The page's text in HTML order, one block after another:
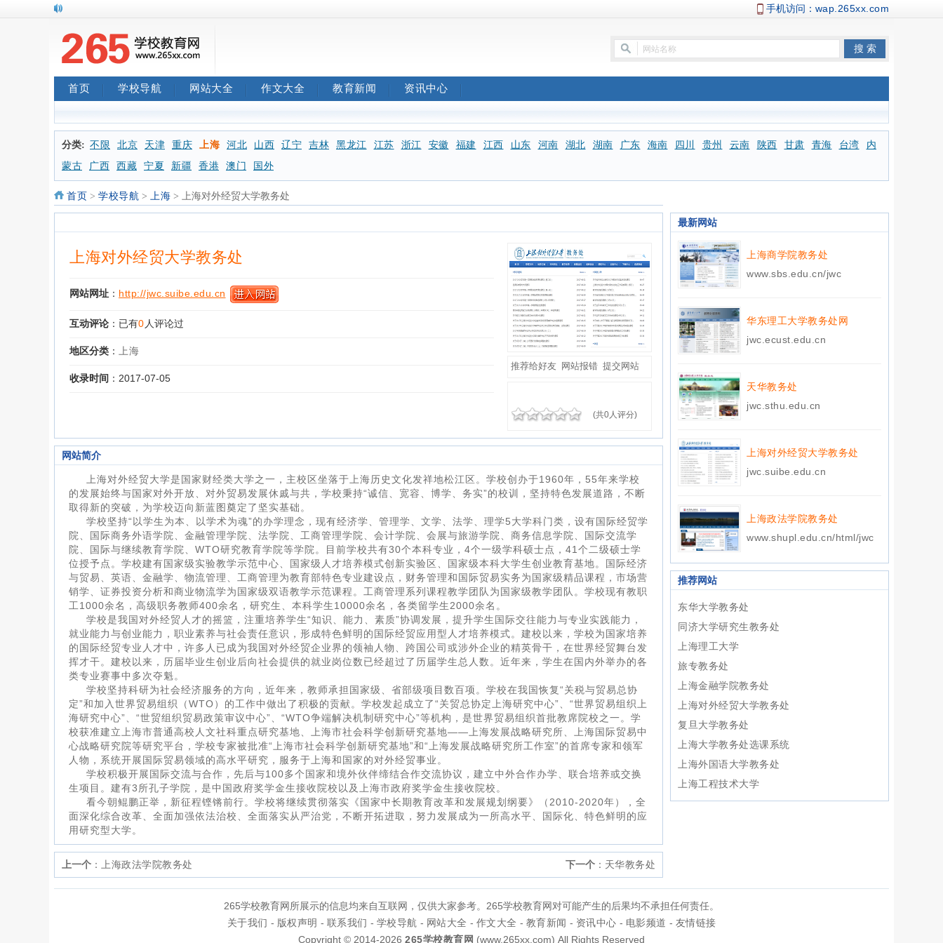
手机访问： wap.265xx.com
首页 学校导航 网站大全 作文大全 教育新闻 资讯中心
分类: 不限 北京 天津 重庆 上海 河北 山西 辽宁 吉林 黑龙江 江苏 浙江 安徽 福建 江西 山东 河南 湖北 湖南 广东 海南 四川 贵州 云南 陕西 甘肃 青海 台湾
内
蒙古
广西 西藏 宁夏 新疆 香港 澳门 国外
首页 > 学校导航 > 上海 > 上海对外经贸大学教务处
上海对外经贸大学教务处
网站网址 ： http://jwc.suibe.edu.cn
互动评论 ：已有0 人评论过
地区分类 ： 上海
收录时间 ：2017-07-05
推荐给好友 网站报错 提交网站
(共0人评分)
网站简介
上海对外经贸大学是国家财经类大学之一，主校区坐落于上海历史文化发祥地松江区。学校创办于1960年，55年来学校
的发展始终与国家对外开放、对外贸易发展休戚与共，学校秉持“诚信、宽容、博学、务实”的校训，坚持特色发展道路，不断
取得新的突破，为学校迈向新蓝图奠定了坚实基础。
学校坚持“以学生为本、以学术为魂”的办学理念，现有经济学、管理学、文学、法学、理学5大学科门类，设有国际经贸学
院、国际商务外语学院、金融管理学院、法学院、工商管理学院、会计学院、会展与旅游学院、商务信息学院、国际交流学
院、国际与继续教育学院、WTO研究教育学院等学院。目前学校共有30个本科专业，4个一级学科硕士点，41个二级硕士学
位授予点。学校建有国家级实验教学示范中心、国家级人才培养模式创新实验区、国家级本科大学生创业教育基地。国际经济
与贸易、英语、金融学、物流管理、工商管理为教育部特色专业建设点，财务管理和国际贸易实务为国家级精品课程，市场营
销学、证券投资分析和商业物流学为国家级双语教学示范课程。工商管理系列课程教学团队为国家级教学团队。学校现有教职
工1000余名，高级职务教师400余名，研究生、本科学生10000余名，各类留学生2000余名。
学校是我国对外经贸人才的摇篮，注重培养学生“知识、能力、素质”协调发展，提升学生国际交往能力与专业实践能力，
就业能力与创业能力，职业素养与社会责任意识，形成特色鲜明的国际经贸应用型人才培养模式。建校以来，学校为国家培养
的国际经贸专业人才中，许多人已成为我国对外经贸企业界的领袖人物、跨国公司或涉外企业的精英骨干，在世界经贸舞台发
挥才干。建校以来，历届毕业生创业后向社会提供的就业岗位数已经超过了历届学生总人数。近年来，学生在国内外举办的各
类专业赛事中多次夺魁。
学校坚持科研为社会经济服务的方向，近年来，教师承担国家级、省部级项目数百项。学校在我国恢复“关税与贸易总协
定”和加入世界贸易组织（WTO）的工作中做出了积极的贡献。学校发起成立了“关贸总协定上海研究中心”、“世界贸易组织上
海研究中心”、“世贸组织贸易政策审议中心”、“WTO争端解决机制研究中心”等机构，是世界贸易组织首批教席院校之一。学
校获准建立上海市普通高校人文社科重点研究基地、上海市社会科学创新研究基地——上海发展战略研究所、上海国际贸易中
心战略研究院等研究平台，学校专家被批准“上海市社会科学创新研究基地”和“上海发展战略研究所工作室”的首席专家和领军
人物，系统开展国际贸易领域的高水平研究，服务于上海和国家的对外经贸事业。
学校积极开展国际交流与合作，先后与100多个国家和境外伙伴缔结合作交流协议，建立中外合作办学、联合培养或交换
生项目。建有3所孔子学院，是中国政府奖学金生接收院校以及上海市政府奖学金生接收院校。
看今朝鲲鹏正举，新征程铿锵前行。学校将继续贯彻落实《国家中长期教育改革和发展规划纲要》（2010-2020年），全
面深化综合改革、全面加强依法治校、全面落实从严治党，不断开拓进取，努力发展成为一所高水平、国际化、特色鲜明的应
用研究型大学。
上一个 ： 上海政法学院教务处 下一个： 天华教务处
最新网站
上海商学院教务处
www.sbs.edu.cn/jwc
华东理工大学教务处网
jwc.ecust.edu.cn
天华教务处
jwc.sthu.edu.cn
上海对外经贸大学教务处
jwc.suibe.edu.cn
上海政法学院教务处
www.shupl.edu.cn/html/jwc
推荐网站
东华大学教务处
同济大学研究生教务处
上海理工大学
旅专教务处
上海金融学院教务处
上海对外经贸大学教务处
复旦大学教务处
上海大学教务处选课系统
上海外国语大学教务处
上海工程技术大学
265学校教育网所展示的信息均来自互联网，仅供大家参考。265学校教育网对可能产生的后果均不承担任何责任。
关于我们 - 版权声明 - 联系我们 - 学校导航 - 网站大全 - 作文大全 - 教育新闻 - 资讯中心 - 电影频道 - 友情链接
Copyright © 2014-2026 265学校教育网 (www.265xx.com) All Rights Reserved